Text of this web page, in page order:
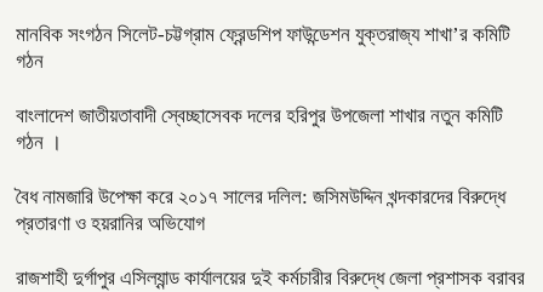
মানবিক সংগঠন সিলেট-চট্টগ্রাম ফ্রেন্ডশিপ ফাউন্ডেশন যুক্তরাজ্য শাখা’র কমিটি
গঠন
বাংলাদেশ জাতীয়তাবাদী স্বেচ্ছাসেবক দলের হরিপুর উপজেলা শাখার নতুন কমিটি
গঠন ।
বৈধ নামজারি উপেক্ষা করে ২০১৭ সালের দলিল: জসিমউদ্দিন খন্দকারদের বিরুদ্ধে
প্রতারণা ও হয়রানির অভিযোগ
রাজশাহী দুর্গাপুর এসিল্যান্ড কার্যালয়ের দুই কর্মচারীর বিরুদ্ধে জেলা প্রশাসক বরাবর